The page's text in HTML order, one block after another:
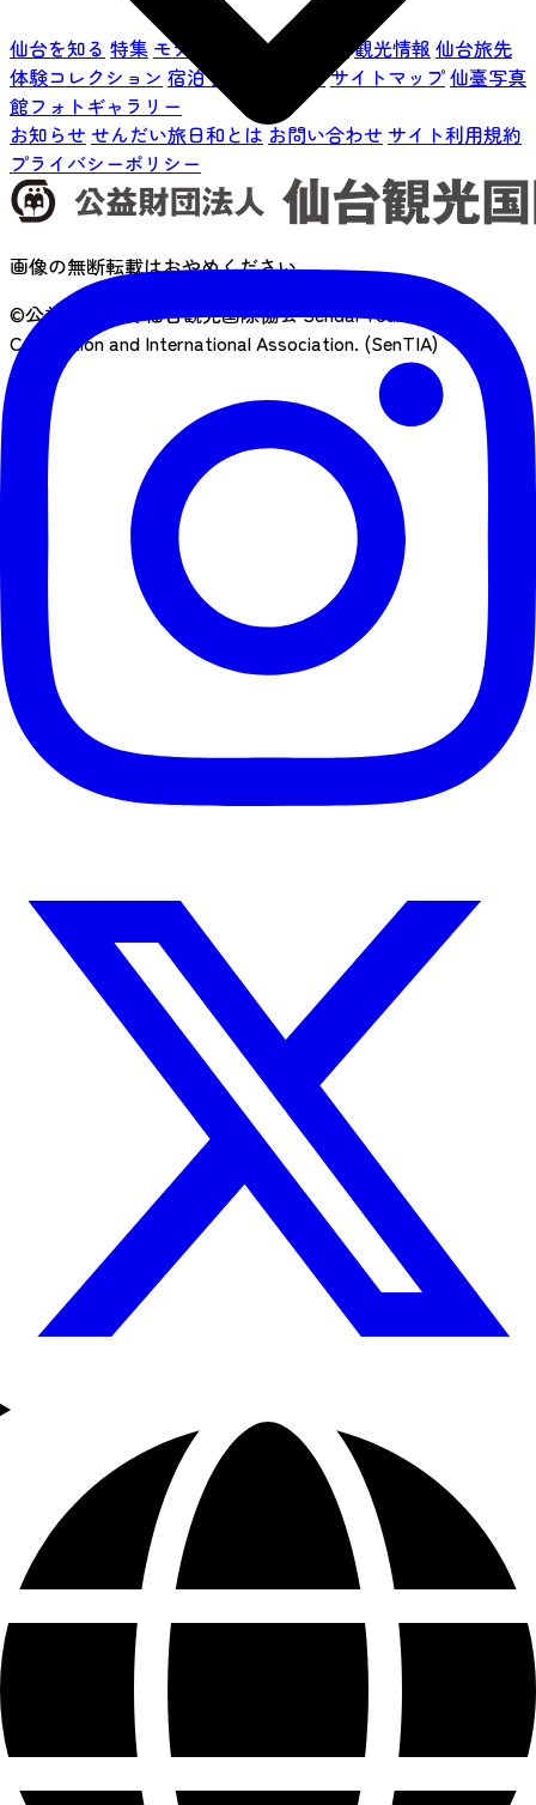
仙台を知る 特集 モデルコースイベント 観光情報 仙台旅先
体験コレクション 宿泊予約 アクセスサイトマップ仙臺写真
館フォトギャラリー
お知らせ せんだい旅日和とはお問い合わせ サイト利用規約
プライバシーポリシー
画像の無断転載はおやめください
©公益財団法人 仙台観光国際協会Sendai Tourism,
Convention and International Association. (SenTIA)